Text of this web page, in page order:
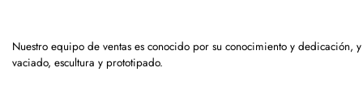
Nuestro equipo de ventas es conocido por su conocimiento y dedicación,
vaciado, escultura y prototipado.